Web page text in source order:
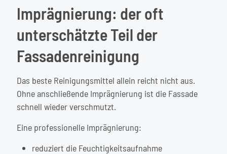
Imprägnierung: der oft
unterschätzte Teil der
Fassadenreinigung
Das beste Reinigungsmittel allein reicht nicht aus.
Ohne anschließende Imprägnierung ist die Fassade
schnell wieder verschmutzt.
Eine professionelle Imprägnierung:
reduziert die Feuchtigkeitsaufnahme